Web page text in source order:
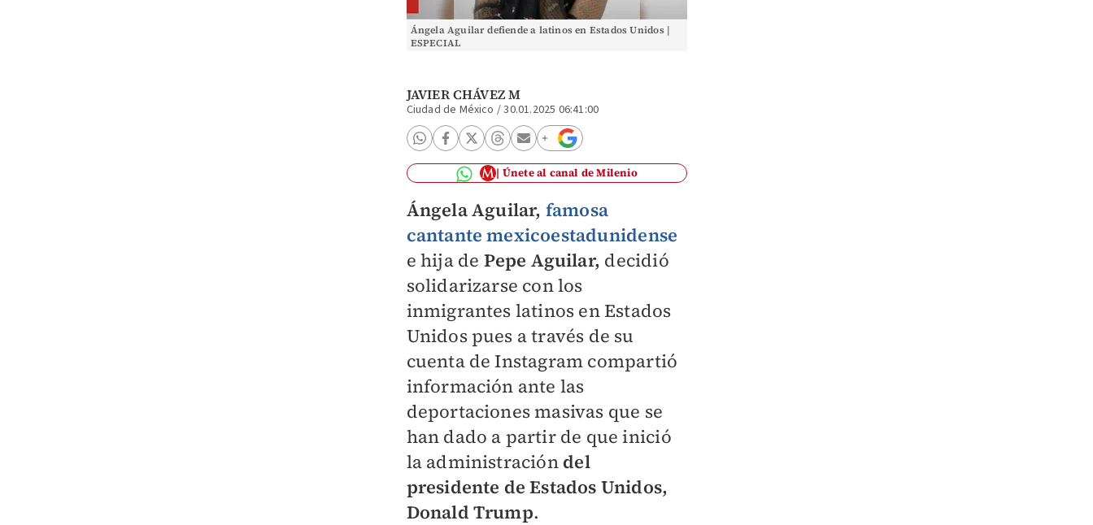
Ángela Aguilar defiende a latinos en Estados Unidos |
ESPECIAL
JAVIER CHÁVEZ M
Ciudad de México /30.01.2025 06:41:00
Únete al canal de Milenio
Ángela Aguilar, famosa
cantante mexicoestadunidense
e hija de Pepe Aguilar, decidió
solidarizarse con los
inmigrantes latinos en Estados
Unidos pues a través de su
cuenta de Instagram compartió
información ante las
deportaciones masivas que se
han dado a partir de que inició
la administracióndel
presidente de Estados Unidos,
Donald Trump.